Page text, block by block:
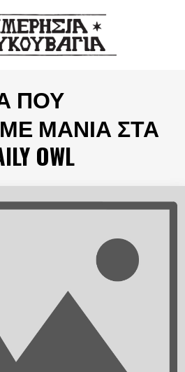
ΠΟΥ
ΜΑΝΊΑ ΣΤΑ
OWL